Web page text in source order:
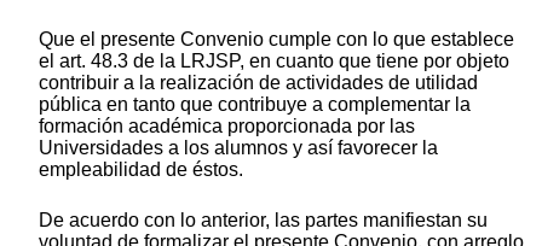
Que el presente Convenio cumple con lo que establece
el art. 48.3 de la LRJSP, en cuanto que tiene por objeto
contribuir a la realización de actividades de utilidad
pública en tanto que contribuye a complementar la
formación académica proporcionada por las
Universidades a los alumnos y así favorecer la
empleabilidad de éstos.
De acuerdo con lo anterior, las partes manifiestan su
voluntad de formalizar el presente Convenio, con arreglo